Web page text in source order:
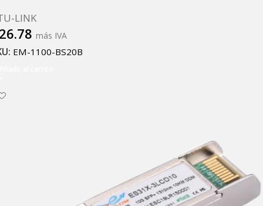
LINK
más IVA
EM-1100-BS20B